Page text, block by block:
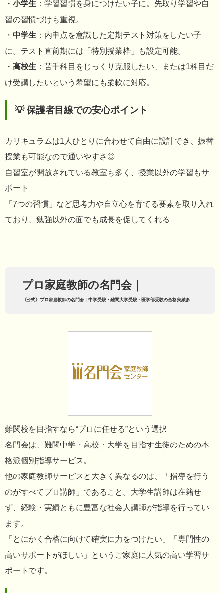
・ 小学生 ：学習習慣を身につけたい子に。先取り学習や自
習の習慣づけも重視。
・ 中学生 ：内申点を意識した定期テスト対策をしたい子
に。テスト直前期には「特別授業枠」も設定可能。
・ 高校生 ：苦手科目をじっくり克服したい、または1科目だ
け受講したいという希望にも柔軟に対応。
💡 保護者目線での安心ポイント
カリキュラムは1人ひとりに合わせて自由に設計でき、振替
授業も可能なので通いやすさ◎
自習室が開放されている教室も多く、授業以外の学習もサ
ポート
「7つの習慣」など思考力や自立心を育てる要素を取り入れ
ており、勉強以外の面でも成長を促してくれる
プロ家庭教師の名門会｜
《公式》プロ家庭教師の名門会｜中学受験・難関大学受験・医学部受験の合格実績多
難関校を目指すなら“プロに任せる”という選択
名門会は、難関中学・高校・大学を目指す生徒のための本
格派個別指導サービス。
他の家庭教師サービスと大きく異なるのは、「指導を行う
のがすべてプロ講師」であること。大学生講師は在籍せ
ず、経験・実績ともに豊富な社会人講師が指導を行ってい
ます。
「とにかく合格に向けて確実に力をつけたい」「専門性の
高いサポートがほしい」というご家庭に人気の高い学習サ
ポートです。